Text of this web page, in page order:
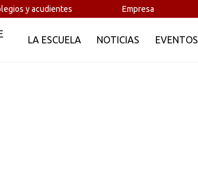
y acudientes Empresa
LA ESCUELA NOTICIAS EVENTOS